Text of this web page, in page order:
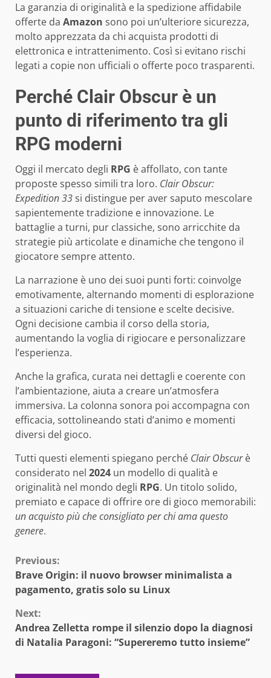
La garanzia di originalità e la spedizione affidabile
offerte da Amazon sono poi un’ulteriore sicurezza,
molto apprezzata da chi acquista prodotti di
elettronica e intrattenimento. Così si evitano rischi
legati a copie non ufficiali o offerte poco trasparenti.
Perché Clair Obscur è un
punto di riferimento tra gli
RPG moderni
Oggi il mercato degli RPG è affollato, con tante
proposte spesso simili tra loro. Clair Obscur:
Expedition 33si distingue per aver saputo mescolare
sapientemente tradizione e innovazione. Le
battaglie a turni, pur classiche, sono arricchite da
strategie più articolate e dinamiche che tengono il
giocatore sempre attento.
La narrazione è uno dei suoi punti forti: coinvolge
emotivamente, alternando momenti di esplorazione
a situazioni cariche di tensione e scelte decisive.
Ogni decisione cambia il corso della storia,
aumentando la voglia di rigiocare e personalizzare
l’esperienza.
Anche la grafica, curata nei dettagli e coerente con
l’ambientazione, aiuta a creare un’atmosfera
immersiva. La colonna sonora poi accompagna con
efficacia, sottolineando stati d’animo e momenti
diversi del gioco.
Tutti questi elementi spiegano perché Clair Obscurè
considerato nel 2024 un modello di qualità e
originalità nel mondo degli RPG. Un titolo solido,
premiato e capace di offrire ore di gioco memorabili:
un acquisto più che consigliato per chi ama questo
genere.
Continue
Reading
Previous:
Brave Origin: il nuovo browser minimalista a
pagamento, gratis solo su Linux
Next:
Andrea Zelletta rompe il silenzio dopo la diagnosi
di Natalia Paragoni: “Supereremo tutto insieme”